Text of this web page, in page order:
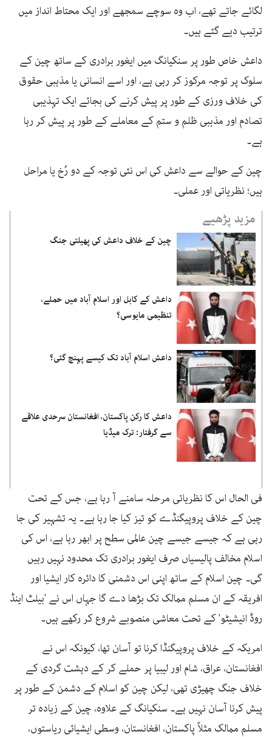
لگائے جاتے تھے، اب وہ سوچے سمجھے اور ایک محتاط انداز میں
ترتیب دیے گئے ہیں۔
داعش خاص طور پر سنکیانگ میں ایغور برادری کے ساتھ چین کے
سلوک پر توجہ مرکوز کر رہی ہے، اور اسے انسانی یا مذہبی حقوق
کی خلاف ورزی کے طور پر پیش کرنے کی بجائے ایک تہذیبی
تصادم اور مذہبی ظلم و ستم کے معاملے کے طور پر پیش کر رہا
ہے۔
چین کے حوالے سے داعش کی اس نئی توجہ کے دو رُخ یا مراحل
ہیں؛ نظریاتی اور عملی۔
مزید پڑھیے
چین کے خلاف داعش کی پھیلتی جنگ
داعش کے کابل اور اسلام آباد میں حملے،
تنظیمی مایوسی؟
داعش اسلام آباد تک کیسے پہنچ گئی؟
داعش کا رکن پاکستان، افغانستان سرحدی علاقے
سے گرفتار: ترک میڈیا
فی الحال اس کا نظریاتی مرحلہ سامنے آ رہا ہے، جس کے تحت
چین کے خلاف پروپیگنڈے کو تیز کیا جا رہا ہے۔ یہ تشہیر کی جا
رہی ہے کہ جیسے جیسے چین عالمی سطح پر ابھر رہا ہے، اس کی
اسلام مخالف پالیسیاں صرف ایغور برادری تک محدود نہیں رہیں
گی۔ چین اسلام کے ساتھ اپنی اس دشمنی کا دائرہ کار ایشیا اور
افریقہ کے ان مسلم ممالک تک بڑھا دے گا جہاں اس نے 'بیلٹ اینڈ
روڈ انیشیٹو' کے تحت معاشی منصوبے شروع کر رکھے ہیں۔
امریکہ کے خلاف پروپیگنڈا کرنا تو آسان تھا، کیونکہ اس نے
افغانستان، عراق، شام اور لیبیا پر حملے کر کے دہشت گردی کے
خلاف جنگ چھیڑی تھی، لیکن چین کو اسلام کے دشمن کے طور پر
پیش کرنا آسان نہیں ہے۔ سنکیانگ کے علاوہ، چین کے زیادہ تر
مسلم ممالک مثلاً پاکستان، افغانستان، وسطی ایشیائی ریاستوں،